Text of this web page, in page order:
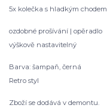
5x kolečka s hladkým chodem
ozdobné prošívání | opěradlo
výškově nastavitelný
Barva: šampaň, černá
Retro styl
Zboží se dodává v demontu.